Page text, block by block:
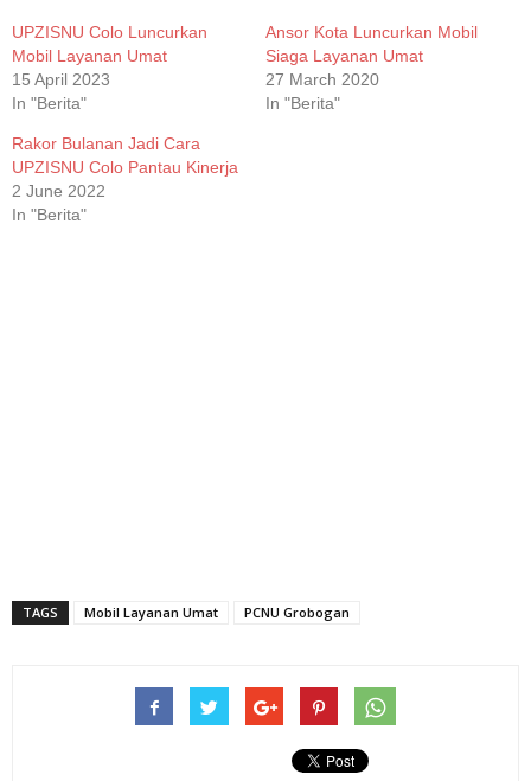
UPZISNU Colo Luncurkan
Mobil Layanan Umat
15 April 2023
In "Berita"
Ansor Kota Luncurkan Mobil
Siaga Layanan Umat
27 March 2020
In "Berita"
Rakor Bulanan Jadi Cara
UPZISNU Colo Pantau Kinerja
2 June 2022
In "Berita"
TAGS Mobil Layanan Umat PCNU Grobogan